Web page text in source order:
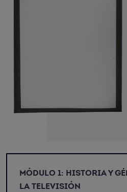
MÓDULO 1: HISTORIA Y
LA TELEVISIÓN